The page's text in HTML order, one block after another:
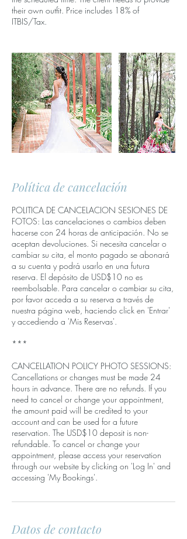
their own outfit. Price includes 18% of
ITBIS/Tax.
Política de cancelación
POLITICA DE CANCELACION SESIONES DE
FOTOS: Las cancelaciones o cambios deben
hacerse con 24 horas de anticipación. No se
aceptan devoluciones. Si necesita cancelar o
cambiar su cita, el monto pagado se abonará
a su cuenta y podrá usarlo en una futura
reserva. El depósito de USD$10 no es
reembolsable. Para cancelar o cambiar su cita,
por favor acceda a su reserva a través de
nuestra página web, haciendo click en 'Entrar'
y accediendo a 'Mis Reservas'.
***
CANCELLATION POLICY PHOTO SESSIONS:
Cancellations or changes must be made 24
hours in advance. There are no refunds. If you
need to cancel or change your appointment,
the amount paid will be credited to your
account and can be used for a future
reservation. The USD$10 deposit is non-
refundable. To cancel or change your
appointment, please access your reservation
through our website by clicking on 'Log In' and
accessing 'My Bookings'.
Datos de contacto